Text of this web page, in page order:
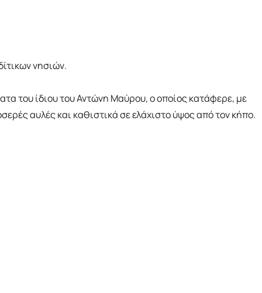
νησιών.
του ίδιου του Αντώνη Μαύρου, ο οποίος κατάφερε, με
αυλές και καθιστικά σε ελάχιστο ύψος από τον κήπο.